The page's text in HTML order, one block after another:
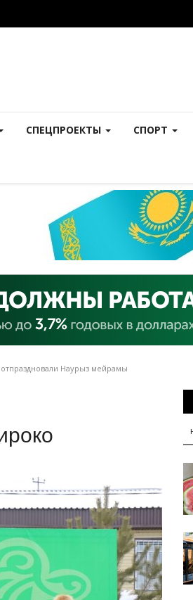
СПЕЦПРОЕКТЫ СПОРТ
Наурыз мейрамы